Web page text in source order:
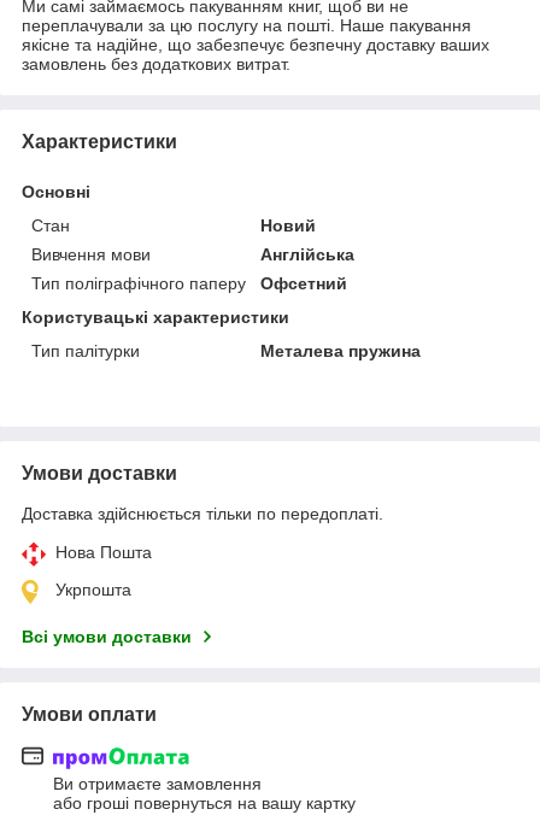
Ми самі займаємось пакуванням книг, щоб ви не
переплачували за цю послугу на пошті. Наше пакування
якісне та надійне, що забезпечує безпечну доставку ваших
замовлень без додаткових витрат.
Характеристики
Основні
Стан
Новий
Вивчення мови
Англійська
Тип поліграфічного паперу
Офсетний
Користувацькі характеристики
Тип палітурки
Металева пружина
Умови доставки
Доставка здійснюється тільки по передоплаті.
Нова Пошта
Укрпошта
Всі умови доставки
Умови оплати
Ви отримаєте замовлення
або гроші повернуться на вашу картку